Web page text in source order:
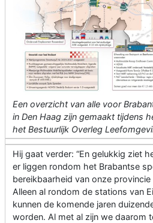
Een overzicht van alle voor
in Den Haag zijn gemaakt tijdens
het Bestuurlijk Overleg
Hij gaat verder: “En gelukkig ziet
er liggen rondom het Brabantse
bereikbaarheid van onze
Alleen al rondom de stations van
kunnen de komende jaren
worden. Al met al zijn we daarom